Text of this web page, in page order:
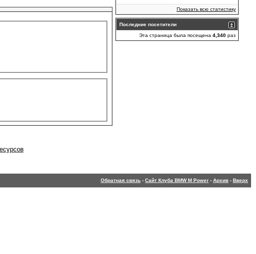
Показать всю статистику
Последние посетители
Эта страница была посещена 4,340 раз
Обратная связь - Сайт Клуба BMW M Power - Архив - Вверх